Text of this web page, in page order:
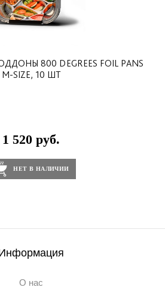
800 DEGREES FOIL PANS
M-SIZE, 10 ШТ
1 520 руб.
НЕТ В НАЛИЧИИ
О нас